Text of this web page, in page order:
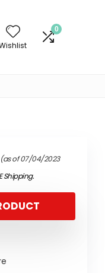
0
of 07/04/2023
Shipping.